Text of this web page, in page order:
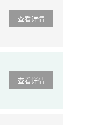
查看详情
查看详情